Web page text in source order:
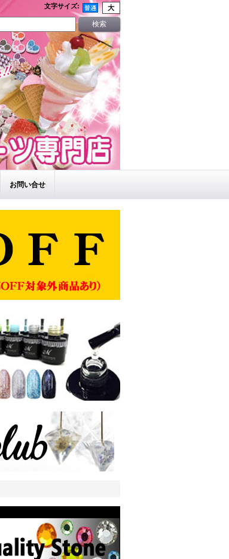
文字サイズ:
お問い合せ